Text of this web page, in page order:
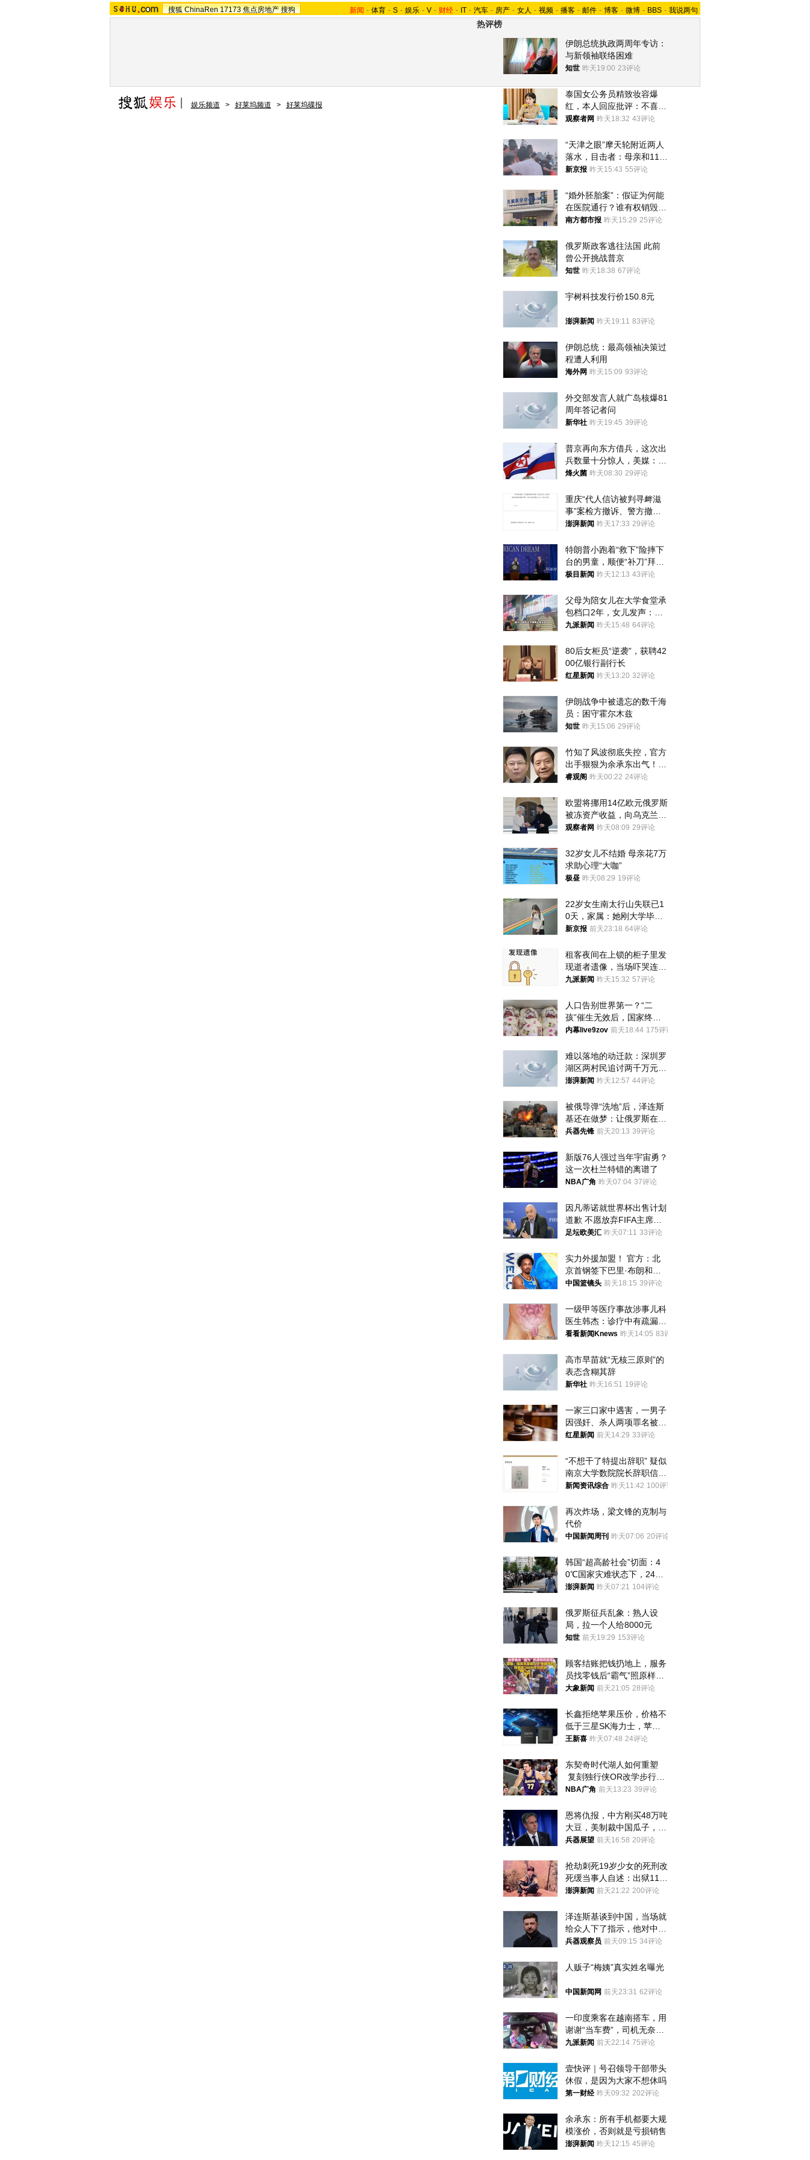
搜狐 ChinaRen 17173 焦点房地产 搜狗 新闻 - 体育 - S - 娱乐 - V - 财经 - IT - 汽车 - 房产 - 女人 - 视频 - 播客 - 邮件 - 博客 - 微博 - BBS - 我说两句
热评榜
伊朗总统执政两周年专访：
与新领袖联络困难
知世 昨天19:00 23评论
泰国女公务员精致妆容爆
红，本人回应批评：不喜欢
就别看
观察者网 昨天18:32 43评论
“天津之眼”摩天轮附近两人
落水，目击者：母亲和11岁
儿子先后被打捞上岸
新京报 昨天15:43 55评论
“婚外胚胎案”：假证为何能
在医院通行？谁有权销毁胚
胎？
南方都市报 昨天15:29 25评论
俄罗斯政客逃往法国 此前
曾公开挑战普京
知世 昨天18:38 67评论
宇树科技发行价150.8元
澎湃新闻 昨天19:11 83评论
伊朗总统：最高领袖决策过
程遭人利用
海外网 昨天15:09 93评论
外交部发言人就广岛核爆81
周年答记者问
新华社 昨天19:45 39评论
普京再向东方借兵，这次出
兵数量十分惊人，美媒：俄
朝要动真格？
烽火菌 昨天08:30 29评论
重庆“代人信访被判寻衅滋
事”案检方撤诉、警方撤
案，两被告人获国赔
澎湃新闻 昨天17:33 29评论
特朗普小跑着“救下”险摔下
台的男童，顺便“补刀”拜
登：“我可不想他像拜登一
极目新闻 昨天12:13 43评论
父母为陪女儿在大学食堂承
包档口2年，女儿发声：初
衷是为了陪伴，毕业后将不
九派新闻 昨天15:48 64评论
80后女柜员“逆袭”，获聘42
00亿银行副行长
红星新闻 昨天13:20 32评论
伊朗战争中被遗忘的数千海
员：困守霍尔木兹
知世 昨天15:06 29评论
竹知了风波彻底失控，官方
出手狠狠为余承东出气！雷
军果然没说错
睿观阁 昨天00:22 24评论
欧盟将挪用14亿欧元俄罗斯
被冻资产收益，向乌克兰提
供援助
观察者网 昨天08:09 29评论
32岁女儿不结婚 母亲花7万
求助心理“大咖”
极昼 昨天08:29 19评论
22岁女生南太行山失联已1
0天，家属：她刚大学毕业
想到山里旅行
新京报 前天23:18 64评论
租客夜间在上锁的柜子里发
现逝者遗像，当场吓哭连夜
搬离，房东退还押金
九派新闻 昨天15:32 57评论
人口告别世界第一？“二
孩”催生无效后，国家终于
向住房出手了！
内幕live9zov 前天18:44 175评论
难以落地的动迁款：深圳罗
湖区两村民追讨两千万元动
迁款八年未果
澎湃新闻 昨天12:57 44评论
被俄导弹“洗地”后，泽连斯
基还在做梦：让俄罗斯在冬
季前求和？
兵器先锋 前天20:13 39评论
新版76人强过当年宇宙勇？
这一次杜兰特错的离谱了
NBA广角 昨天07:04 37评论
因凡蒂诺就世界杯出售计划
道歉 不愿放弃FIFA主席职
位
足坛欧美汇 昨天07:11 33评论
实力外援加盟！ 官方：北
京首钢签下巴里·布朗和桑
普森
中国篮镜头 前天18:15 39评论
一级甲等医疗事故涉事儿科
医生韩杰：诊疗中有疏漏，
我认错，但不能认罪
看看新闻Knews 昨天14:05 83评论
高市早苗就“无核三原则”的
表态含糊其辞
新华社 昨天16:51 19评论
一家三口家中遇害，一男子
因强奸、杀人两项罪名被判
死缓 最高检介入后改判无
红星新闻 前天14:29 33评论
“不想干了特提出辞职” 疑似
南京大学数院院长辞职信流
传 院方回应
新闻资讯综合 昨天11:42 100评论
再次炸场，梁文锋的克制与
代价
中国新闻周刊 昨天07:06 20评论
韩国“超高龄社会”切面：4
0℃国家灾难状态下，2400
名首尔老人还在巷子里收废
澎湃新闻 昨天07:21 104评论
俄罗斯征兵乱象：熟人设
局，拉一个人给8000元
知世 前天19:29 153评论
顾客结账把钱扔地上，服务
员找零钱后“霸气”照原样扔
回去
大象新闻 前天21:05 28评论
长鑫拒绝苹果压价，价格不
低于三星SK海力士，苹果
失去了议价权
王新喜 昨天07:48 24评论
东契奇时代湖人如何重塑
复刻独行侠OR改学步行
者？
NBA广角 前天13:23 39评论
恩将仇报，中方刚买48万吨
大豆，美制裁中国瓜子，布
林肯措辞变了
兵器展望 前天16:58 20评论
抢劫刺死19岁少女的死刑改
死缓当事人自述：出狱11年
间始终刻意躲避被害人家属
澎湃新闻 前天21:22 200评论
泽连斯基谈到中国，当场就
给众人下了指示，他对中国
和中乌关系，显然又有了新
兵器观察员 前天09:15 34评论
人贩子“梅姨”真实姓名曝光
中国新闻网 前天23:31 62评论
一印度乘客在越南搭车，用
谢谢“当车费”，司机无奈发
笑；印度网友：不代表印度
九派新闻 前天22:14 75评论
壹快评｜号召领导干部带头
休假，是因为大家不想休吗
第一财经 昨天09:32 202评论
余承东：所有手机都要大规
模涨价，否则就是亏损销售
澎湃新闻 昨天12:15 45评论
娱乐频道 > 好莱坞频道 > 好莱坞碟报